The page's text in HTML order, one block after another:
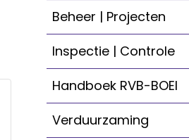
Beheer | Projecten
Inspectie | Controle
Handboek RVB-BOEI
Verduurzaming